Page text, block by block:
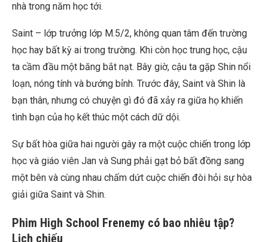
nhà trong năm học tới.
Saint – lớp trưởng lớp M.5/2, không quan tâm đến trường
học hay bất kỳ ai trong trường. Khi còn học trung học, cậu
ta cầm đầu một băng bắt nạt. Bây giờ, cậu ta gặp Shin nổi
loạn, nóng tính và bướng bỉnh. Trước đây, Saint và Shin là
bạn thân, nhưng có chuyện gì đó đã xảy ra giữa họ khiến
tình bạn của họ kết thúc một cách dữ dội.
Sự bất hòa giữa hai người gây ra một cuộc chiến trong lớp
học và giáo viên Jan và Sung phải gạt bỏ bất đồng sang
một bên và cùng nhau chấm dứt cuộc chiến đòi hỏi sự hòa
giải giữa Saint và Shin.
Phim High School Frenemy có bao nhiêu tập?
Lịch chiếu